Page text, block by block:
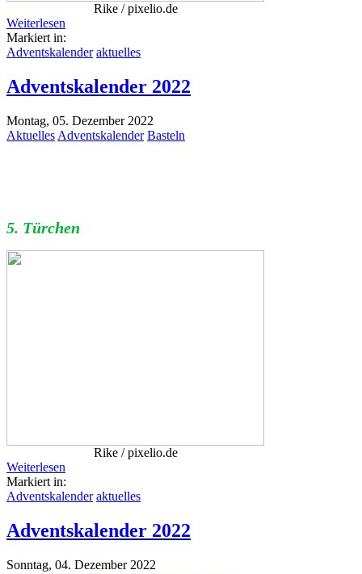
Rike / pixelio.de
Weiterlesen
Markiert in:
Adventskalender aktuelles
Adventskalender 2022
Montag, 05. Dezember 2022
Aktuelles Adventskalender Basteln
5. Türchen
Rike / pixelio.de
Weiterlesen
Markiert in:
Adventskalender aktuelles
Adventskalender 2022
Sonntag, 04. Dezember 2022